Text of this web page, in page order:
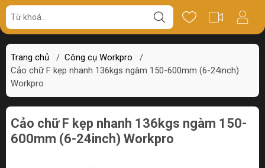
Trang chủ / Công cụ Workpro
/
Cảo chữ F kẹp nhanh 136kgs ngàm 150-600mm (6-24inch)
Workpro
Giá bán Thông số Review
Cảo chữ F kẹp nhanh 136kgs ngàm 150-
600mm (6-24inch) Workpro